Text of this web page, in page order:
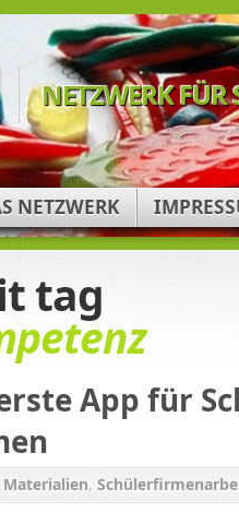
NETZWERK
NETZWERK
tag
App für
Materialien,